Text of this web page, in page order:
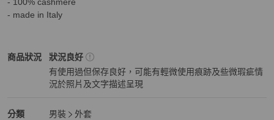
- made in Italy
商品狀況
Saint Laurent男裝商品狀態與細節
狀況良好
有使用過但保存良好，可能有輕微使用痕跡及些微瑕疵情
況於照片及文字描述呈現
分類
Saint Laurent男裝分類資訊
男裝
外套